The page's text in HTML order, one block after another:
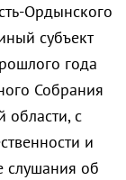
Ордынского
субъект
года
Собрания
области, с
и
об